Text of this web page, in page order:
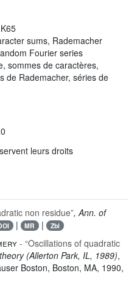
sums, Rademacher
Fourier series
sommes de caractères,
de Rademacher, séries de
leurs droits
non residue”, Ann. of
| MR | Zbl
- “Oscillations of quadratic
(Allerton Park, IL, 1989),
Boston, Boston, MA, 1990,